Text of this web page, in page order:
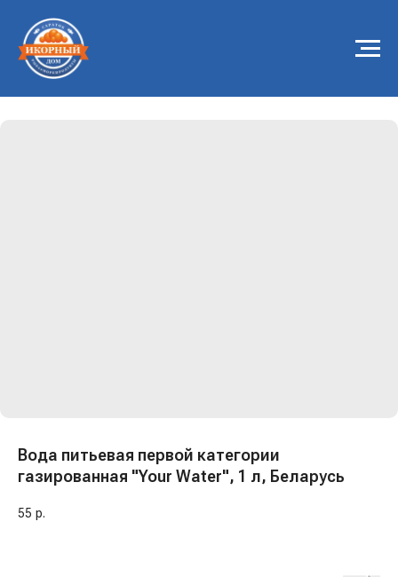
Вода питьевая первой категории
газированная "Your Water", 1 л, Беларусь
55 р.